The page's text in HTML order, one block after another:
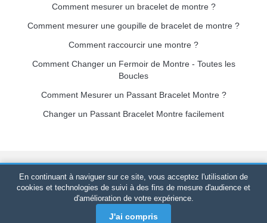
Comment mesurer un bracelet de montre ?
Comment mesurer une goupille de bracelet de montre ?
Comment raccourcir une montre ?
Comment Changer un Fermoir de Montre - Toutes les
Boucles
Comment Mesurer un Passant Bracelet Montre ?
Changer un Passant Bracelet Montre facilement
Bracelet-de-montre.com© 2026Tous droits réservés-SIRET
520 247 727 000 57 -Plateforme Juridique : BP 20075 - 31121
PORTET PDC - France Métropolitaine-Vente en ligne
uniquement
En continuant à naviguer sur ce site, vous acceptez l'utilisation de
cookies et technologies de suivi à des fins de mesure d'audience et
d'amélioration de votre expérience.
J'ai compris